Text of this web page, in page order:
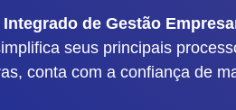
de Gestão
seus principais
conta com a confiança de